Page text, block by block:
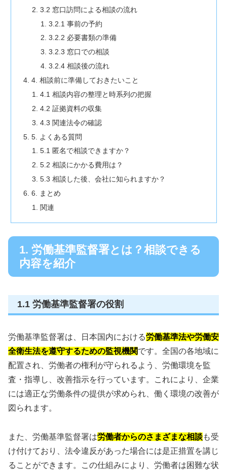
3.2 窓口訪問による相談の流れ
3.2.1 事前の予約
3.2.2 必要書類の準備
3.2.3 窓口での相談
3.2.4 相談後の流れ
4. 相談前に準備しておきたいこと
4.1 相談内容の整理と時系列の把握
4.2 証拠資料の収集
4.3 関連法令の確認
5. よくある質問
5.1 匿名で相談できますか？
5.2 相談にかかる費用は？
5.3 相談した後、会社に知られますか？
6. まとめ
関連
1. 労働基準監督署とは？相談できる
内容を紹介
1.1 労働基準監督署の役割
労働基準監督署は、日本国内における労働基準法や労働安
全衛生法を遵守するための監視機関です。全国の各地域に
配置され、労働者の権利が守られるよう、労働環境を監
査・指導し、改善指示を行っています。これにより、企業
には適正な労働条件の提供が求められ、働く環境の改善が
図られます。
また、労働基準監督署は労働者からのさまざまな相談も受
け付けており、法令違反があった場合には是正措置を講じ
ることができます。この仕組みにより、労働者は困難な状